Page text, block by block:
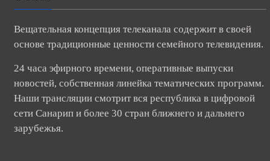
О НАС
Вещательная концепция телеканала содержит в своей
24 часа эфирного времени, оперативные выпуски
новостей, собственная линейка тематических программ.
Наши трансляции смотрит вся республика в цифровой
сети Санарип и более 30 стран ближнего и дальнего